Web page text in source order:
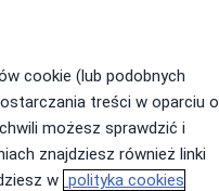
cookie (lub podobnych
treści w oparciu o
możesz sprawdzić i
znajdziesz również linki
w polityka cookies